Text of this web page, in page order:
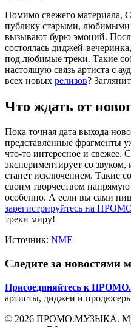
Помимо свежего материала,
публику старыми, любимыми
вызывают бурю эмоций.
состоялась диджей-
под любимые треки. Такие
настоящую связь артиста с
всех новых релизов?
Что ждать от
Пока точная дата выхода
представленные фрагменты
что-то интересное и свежее.
экспериментирует со звуком,
станет исключением. Такие
своим творчеством напрямую
особенно. А если вы сами
зарегистрируйтесь на
треки миру!
Источник: NME
Следите за новостями
Присоединяйтесь к
артисты, диджеи и
© 2026 ПРОМО.МУЗЫКА.